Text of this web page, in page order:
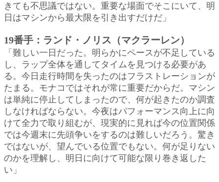
きても不思議ではない。重要な場面でそこにいて、明
日はマシンから最大限を引き出すだけだ」
19番手：ランド・ノリス（マクラーレン）
「難しい一日だった。明らかにペースが不足している
し、ラップ全体を通してタイムを見つける必要があ
る。今日走行時間を失ったのはフラストレーションが
たまる。モナコではそれが常に重要だからだ。マシン
は単純に停止してしまったので、何が起きたのか調査
しなければならない。今夜はパフォーマンス向上に向
けて全力で取り組むが、現実的に見れば今の位置関係
では今週末に先頭争いをするのは難しいだろう。驚き
ではないが、望んでいる位置でもない。何が足りない
のかを理解し、明日に向けて可能な限り巻き返した
い」